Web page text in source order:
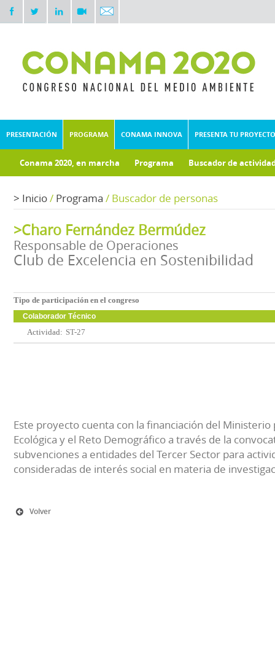
PRESENTACIÓN PROGRAMA CONAMA INNOVA PRESENTA TU PROYECTO
Conama 2020, en marcha Programa Buscador de
> Inicio/ Programa / Buscador de personas
>Charo Fernández Bermúdez
Responsable de Operaciones
Club de Excelencia en Sostenibilidad
Tipo de participación en el congreso
Colaborador Técnico
Actividad: ST-27
Este proyecto cuenta con la financiación del Ministerio
Ecológica y el Reto Demográfico a través de la
subvenciones a entidades del Tercer Sector para
consideradas de interés social en materia de
Volver